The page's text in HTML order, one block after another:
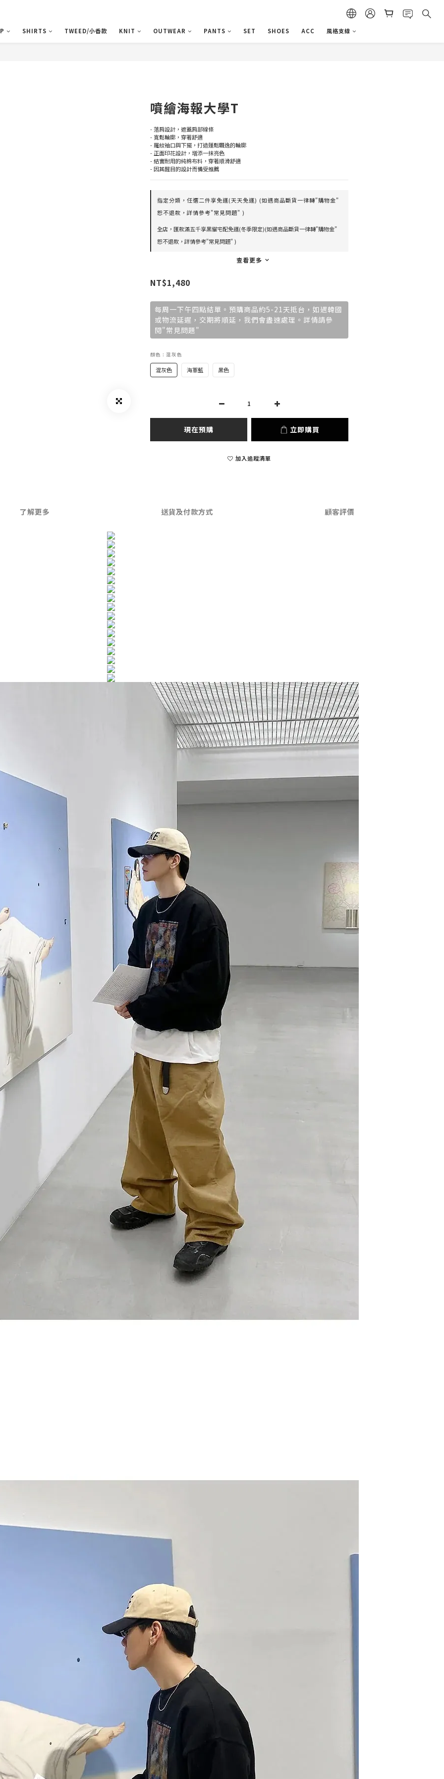
SHIRTS TWEED/小香款 KNIT OUTWEAR PANTS SET SHOES ACC 風格支線
噴繪海報大學T
- 落肩設計，遮蓋肩部線條
- 寬鬆輪廓，穿著舒適
- 羅紋袖口與下擺，打造蓬鬆飄逸的輪廓
- 正面印花設計，增添一抹亮色
- 結實耐用的純棉布料，穿著順滑舒適
- 因其醒目的設計而備受推薦
指定分類，任選二件享免運(天天免運) (如遇商品斷貨一律轉"購物金"
恕不退款，詳情參考"常見問題" )
全店，匯款滿五千享黑貓宅配免運(冬季限定)(如遇商品斷貨一律轉"購物金"
恕不退款，詳情參考"常見問題" )
查看更多
NT$1,480
每周一下午四點結單。預購商品約5-21天抵台，如遇韓國
或物流延遲，交期將順延，我們會盡速處理。詳情請參
閱"常見問題"
顏色 : 混灰色
混灰色 海軍藍 黑色
現在預購 立即購買
加入追蹤清單
了解更多 送貨及付款方式 顧客評價